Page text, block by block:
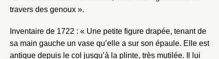
travers des genoux ».
Inventaire de 1722 : « Une petite figure drapée, tenant de
sa main gauche un vase qu’elle a sur son épaule. Elle est
antique depuis le col jusqu’à la plinte, très mutilée. Il lui
Choix du dossier où ajouter la
Fermer